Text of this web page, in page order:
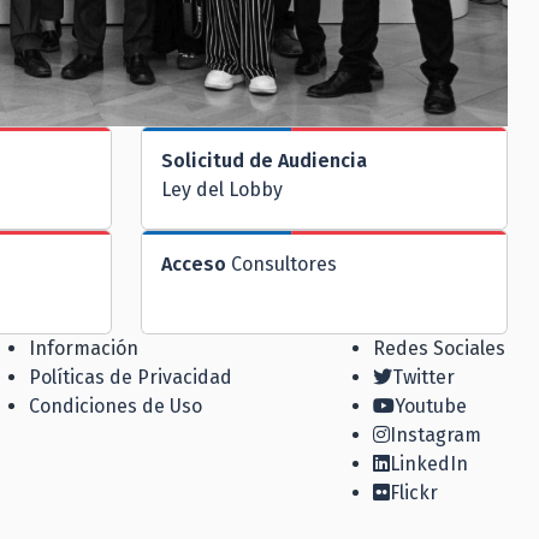
Solicitud de Audiencia
Ley del Lobby
Acceso Consultores
Información
Políticas de Privacidad
Condiciones de Uso
Redes Sociales
Twitter
Youtube
Instagram
LinkedIn
Flickr